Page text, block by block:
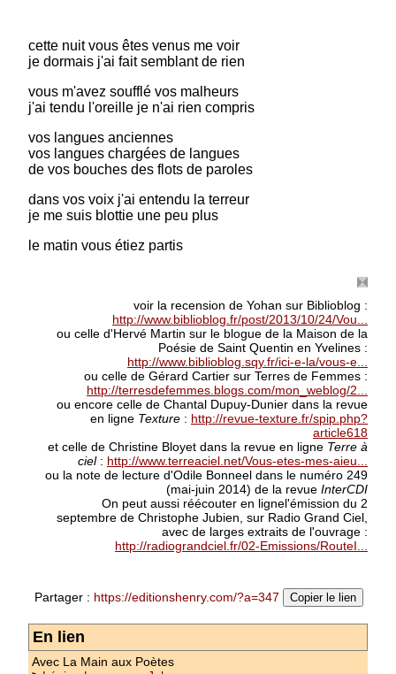
ÉCRIT(S) DU NORD 27-28
collectif sous la direction de Jean Le Boël -
vignette de couverture : Isabelle Clement Au
lecteur par Jean Le Boël Poèmes : Jean-Marie
Alfroy Marilyne Bertoncini Yve Bressande
France Burghelle-Rey Muriel Carrupt Evelyne...
cette nuit vous êtes venus me voir
je dormais j'ai fait semblant de rien
vous m'avez soufflé vos malheurs
j'ai tendu l'oreille je n'ai rien compris
vos langues anciennes
vos langues chargées de langues
de vos bouches des flots de paroles
dans vos voix j'ai entendu la terreur
je me suis blottie une peu plus
le matin vous étiez partis
voir la recension de Yohan sur Biblioblog :
http://www.biblioblog.fr/post/2013/10/24/Vou...
ou celle d'Hervé Martin sur le blogue de la Maison de la
Poésie de Saint Quentin en Yvelines :
http://www.biblioblog.sqy.fr/ici-e-la/vous-e...
ou celle de Gérard Cartier sur Terres de Femmes :
http://terresdefemmes.blogs.com/mon_weblog/2...
ou encore celle de Chantal Dupuy-Dunier dans la revue
en ligne Texture : http://revue-texture.fr/spip.php?
article618
et celle de Christine Bloyet dans la revue en ligne Terre à
ciel: http://www.terreaciel.net/Vous-etes-mes-aieu...
ou la note de lecture d'Odile Bonneel dans le numéro 249
(mai-juin 2014) de la revue InterCDI
On peut aussi réécouter en lignel'émission du 2
septembre de Christophe Jubien, sur Radio Grand Ciel,
avec de larges extraits de l'ouvrage :
http://radiograndciel.fr/02-Emissions/RouteI...
Partager : https://editionshenry.com/?a=347 Copier le lien
En lien
Avec La Main aux Poètes